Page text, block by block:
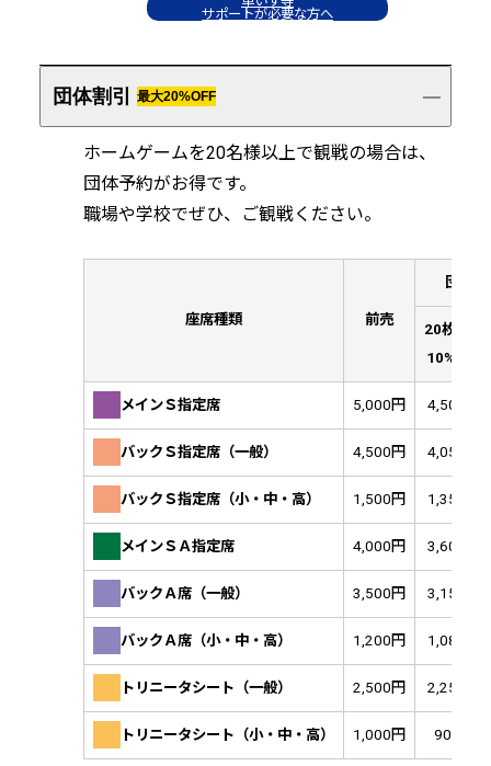
サポートが必要な方へ
団体割引 最大20%OFF
ホームゲームを20名様以上で観戦の場合は、
団体予約がお得です。
職場や学校でぜひ、ご観戦ください。
座席種類 前売
団体
20枚以上
10%OFF
メインＳ指定席 5,000円 4,500円
バックＳ指定席（一般） 4,500円 4,050円
バックＳ指定席（小・中・高） 1,500円 1,350円
メインＳＡ指定席 4,000円 3,600円
バックＡ席（一般） 3,500円 3,150円
バックＡ席（小・中・高） 1,200円 1,080円
トリニータシート（一般） 2,500円 2,250円
トリニータシート（小・中・高） 1,000円 900円